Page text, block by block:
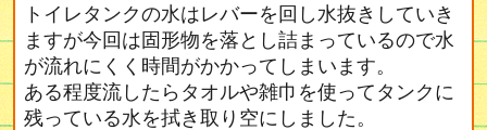
トイレタンクの水はレバーを回し水抜きしていき
ますが今回は固形物を落とし詰まっているので水
が流れにくく時間がかかってしまいます。
ある程度流したらタオルや雑巾を使ってタンクに
残っている水を拭き取り空にしました。